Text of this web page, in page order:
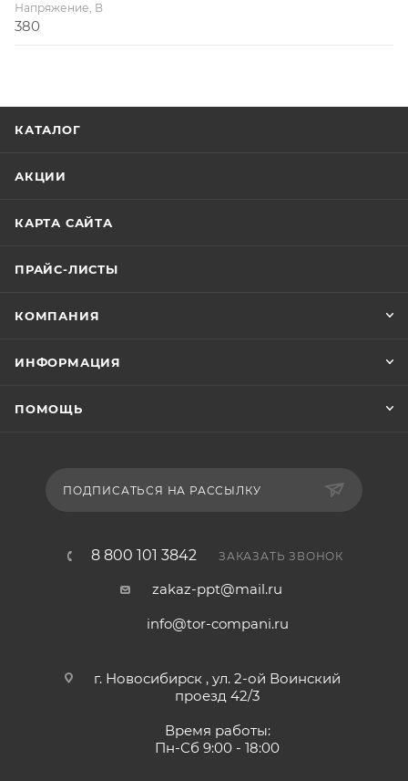
Напряжение, В
380
КАТАЛОГ
АКЦИИ
КАРТА САЙТА
ПРАЙС-ЛИСТЫ
КОМПАНИЯ
ИНФОРМАЦИЯ
ПОМОЩЬ
ПОДПИСАТЬСЯ НА РАССЫЛКУ
8 800 101 3842 ЗАКАЗАТЬ ЗВОНОК
zakaz-ppt@mail.ru
info@tor-compani.ru
г. Новосибирск , ул. 2-ой Воинский
проезд 42/3
Время работы:
Пн-Сб 9:00 - 18:00